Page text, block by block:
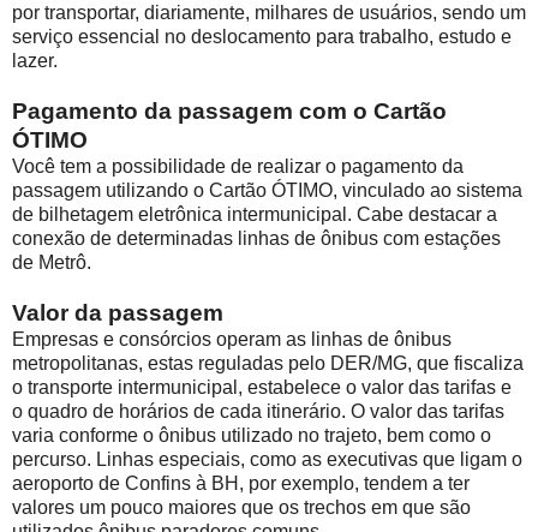
por transportar, diariamente, milhares de usuários, sendo um
serviço essencial no deslocamento para trabalho, estudo e
lazer.
Pagamento da passagem com o Cartão
ÓTIMO
Você tem a possibilidade de realizar o pagamento da
passagem utilizando o Cartão ÓTIMO, vinculado ao sistema
de bilhetagem eletrônica intermunicipal. Cabe destacar a
conexão de determinadas linhas de ônibus com estações
de Metrô.
Valor da passagem
Empresas e consórcios operam as linhas de ônibus
metropolitanas, estas reguladas pelo DER/MG, que fiscaliza
o transporte intermunicipal, estabelece o valor das tarifas e
o quadro de horários de cada itinerário. O valor das tarifas
varia conforme o ônibus utilizado no trajeto, bem como o
percurso. Linhas especiais, como as executivas que ligam o
aeroporto de Confins à BH, por exemplo, tendem a ter
valores um pouco maiores que os trechos em que são